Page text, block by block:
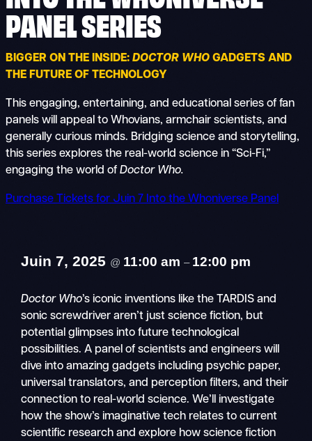
PANEL SERIES
BIGGER ON THE INSIDE: DOCTOR WHO GADGETS AND
THE FUTURE OF TECHNOLOGY
This engaging, entertaining, and educational series of fan
panels will appeal to Whovians, armchair scientists, and
generally curious minds. Bridging science and storytelling,
this series explores the real-world science in “Sci-Fi,”
engaging the world of Doctor Who.
Purchase Tickets for Juin 7 Into the Whoniverse Panel
Juin 7, 2025 @ 11:00 am– 12:00 pm
Doctor Who’s iconic inventions like the TARDIS and
sonic screwdriver aren’t just science fiction, but
potential glimpses into future technological
possibilities. A panel of scientists and engineers will
dive into amazing gadgets including psychic paper,
universal translators, and perception filters, and their
connection to real-world science. We’ll investigate
how the show’s imaginative tech relates to current
scientific research and explore how science fiction